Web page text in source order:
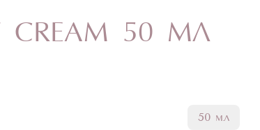
CREAM 50 МЛ
50 мл